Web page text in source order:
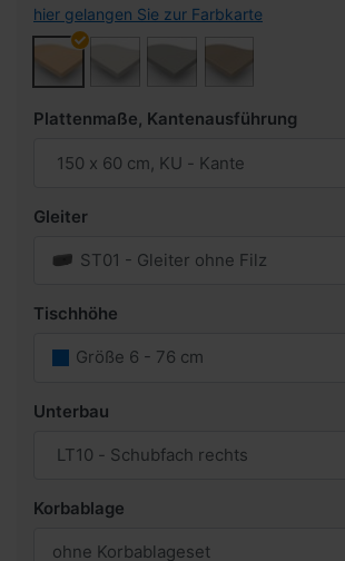
hier gelangen Sie zur Farbkarte
Plattenmaße, Kantenausführung
Gleiter
ST01 - Gleiter ohne Filz
Tischhöhe
Größe 6 - 76 cm
Unterbau
Korbablage
ohne Korbablageset